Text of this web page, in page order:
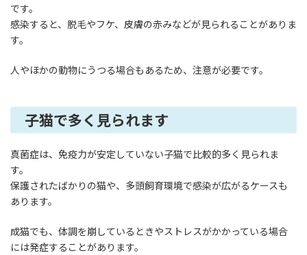
です。
感染すると、脱毛やフケ、皮膚の赤みなどが見られることがありま
す。
人やほかの動物にうつる場合もあるため、注意が必要です。
子猫で多く見られます
真菌症は、免疫力が安定していない子猫で比較的多く見られま
す。
保護されたばかりの猫や、多頭飼育環境で感染が広がるケースも
あります。
成猫でも、体調を崩しているときやストレスがかかっている場合
には発症することがあります。